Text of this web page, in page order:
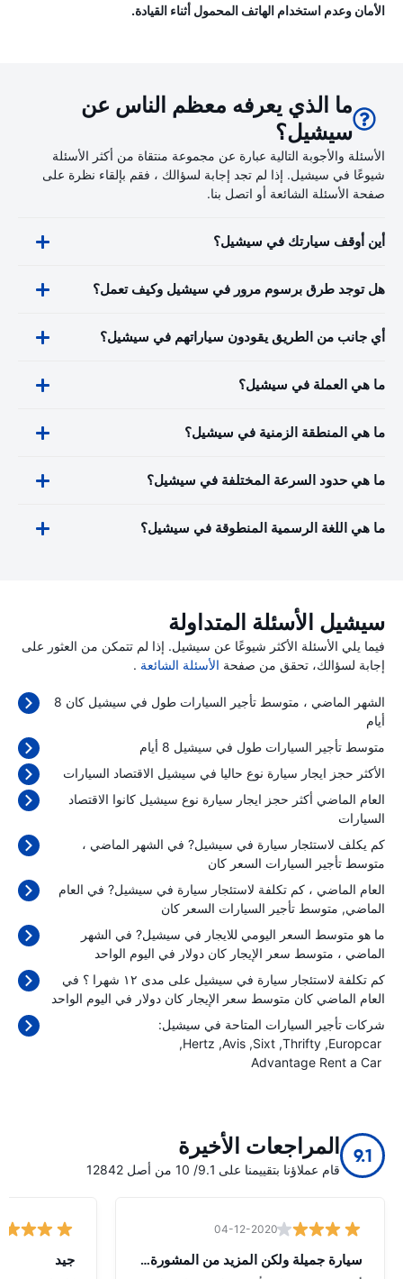
الأمان وعدم استخدام الهاتف المحمول أثناء القيادة.
ما الذي يعرفه معظم الناس عن
سيشيل؟
الأسئلة والأجوبة التالية عبارة عن مجموعة منتقاة من أكثر الأسئلة
شيوعًا في سيشيل. إذا لم تجد إجابة لسؤالك ، فقم بإلقاء نظرة على
صفحة الأسئلة الشائعة أو اتصل بنا.
أين أوقف سيارتك في سيشيل؟
هل توجد طرق برسوم مرور في سيشيل وكيف تعمل؟
أي جانب من الطريق يقودون سياراتهم في سيشيل؟
ما هي العملة في سيشيل؟
ما هي المنطقة الزمنية في سيشيل؟
ما هي حدود السرعة المختلفة في سيشيل؟
ما هي اللغة الرسمية المنطوقة في سيشيل؟
سيشيل الأسئلة المتداولة
فيما يلي الأسئلة الأكثر شيوعًا عن سيشيل. إذا لم تتمكن من العثور على
إجابة لسؤالك، تحقق من صفحة الأسئلة الشائعة .
الشهر الماضي ، متوسط تأجير السيارات طول في سيشيل كان 8
أيام
متوسط تأجير السيارات طول في سيشيل 8 أيام
الأكثر حجز ايجار سيارة نوع حاليا في سيشيل الاقتصاد السيارات
العام الماضي أكثر حجز ايجار سيارة نوع سيشيل كانوا الاقتصاد
السيارات
كم يكلف لاستئجار سيارة في سيشيل? في الشهر الماضي ،
متوسط تأجير السيارات السعر كان
العام الماضي ، كم تكلفة لاستئجار سيارة في سيشيل? في العام
الماضي, متوسط تأجير السيارات السعر كان
ما هو متوسط السعر اليومي للايجار في سيشيل? في الشهر
الماضي ، متوسط سعر الإيجار كان دولار في اليوم الواحد
كم تكلفة لاستئجار سيارة في سيشيل على مدى ١٢ شهرا ؟ في
العام الماضي كان متوسط سعر الإيجار كان دولار في اليوم الواحد
شركات تأجير السيارات المتاحة في سيشيل:
Europcar
Thrifty
Sixt
Avis
Hertz
Advantage Rent a Car
9.1 المراجعات الأخيرة
قام عملاؤنا بتقييمنا على 9.1/ 10 من أصل 12842
04-12-2020
سيارة جميلة ولكن المزيد من المشورة الل جيد